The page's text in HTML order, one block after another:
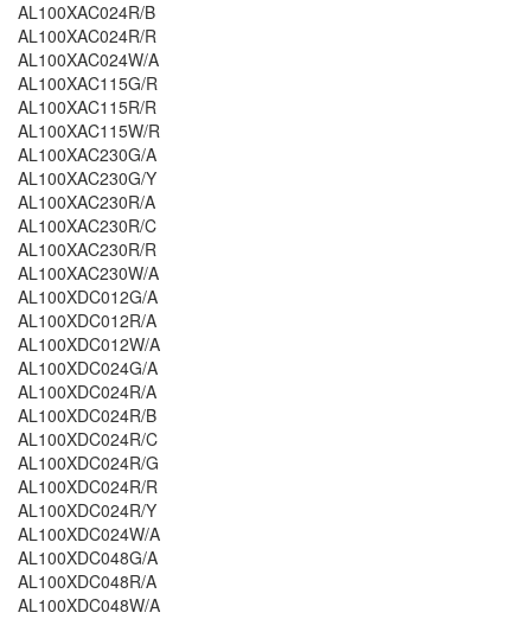
AL100XAC024R/B
AL100XAC024R/R
AL100XAC024W/A
AL100XAC115G/R
AL100XAC115R/R
AL100XAC115W/R
AL100XAC230G/A
AL100XAC230G/Y
AL100XAC230R/A
AL100XAC230R/C
AL100XAC230R/R
AL100XAC230W/A
AL100XDC012G/A
AL100XDC012R/A
AL100XDC012W/A
AL100XDC024G/A
AL100XDC024R/A
AL100XDC024R/B
AL100XDC024R/C
AL100XDC024R/G
AL100XDC024R/R
AL100XDC024R/Y
AL100XDC024W/A
AL100XDC048G/A
AL100XDC048R/A
AL100XDC048W/A